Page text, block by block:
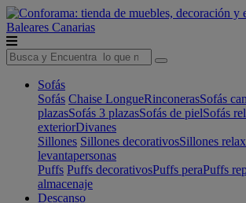
Baleares Canarias
Sofás
Sofás Chaise LongueRinconerasSofás
plazasSofás 3 plazasSofás de pielSofás
exteriorDivanes
Sillones Sillones decorativosSillones relax
levantapersonas
Puffs Puffs decorativosPuffs peraPuffs
almacenaje
Descanso